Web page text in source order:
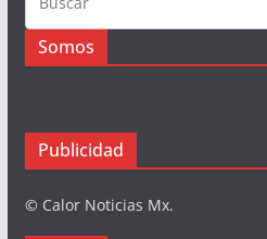
Somos
Publicidad
© Calor Noticias Mx.